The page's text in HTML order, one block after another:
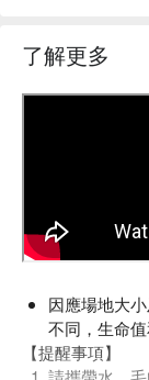
了解更多
因應場地大
不同，生命
【提醒事項】